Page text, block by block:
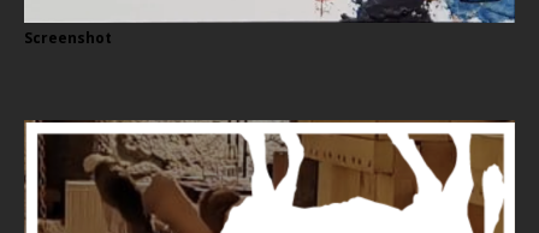
Screenshot